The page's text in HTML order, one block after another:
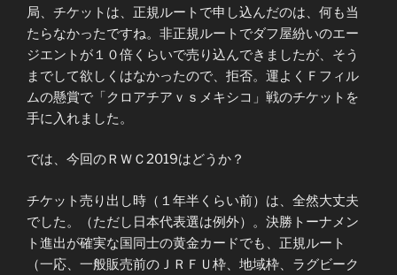
局、チケットは、正規ルートで申し込んだのは、何も当
たらなかったですね。非正規ルートでダフ屋紛いのエー
ジエントが１０倍くらいで売り込んできましたが、そう
までして欲しくはなかったので、拒否。運よくＦフィル
ムの懸賞で「クロアチアｖｓメキシコ」戦のチケットを
手に入れました。
では、今回のＲＷＣ2019はどうか？
チケット売り出し時（１年半くらい前）は、全然大丈夫
でした。（ただし日本代表選は例外）。決勝トーナメン
ト進出が確実な国同士の黄金カードでも、正規ルート
（一応、一般販売前のＪＲＦＵ枠、地域枠、ラグビーク